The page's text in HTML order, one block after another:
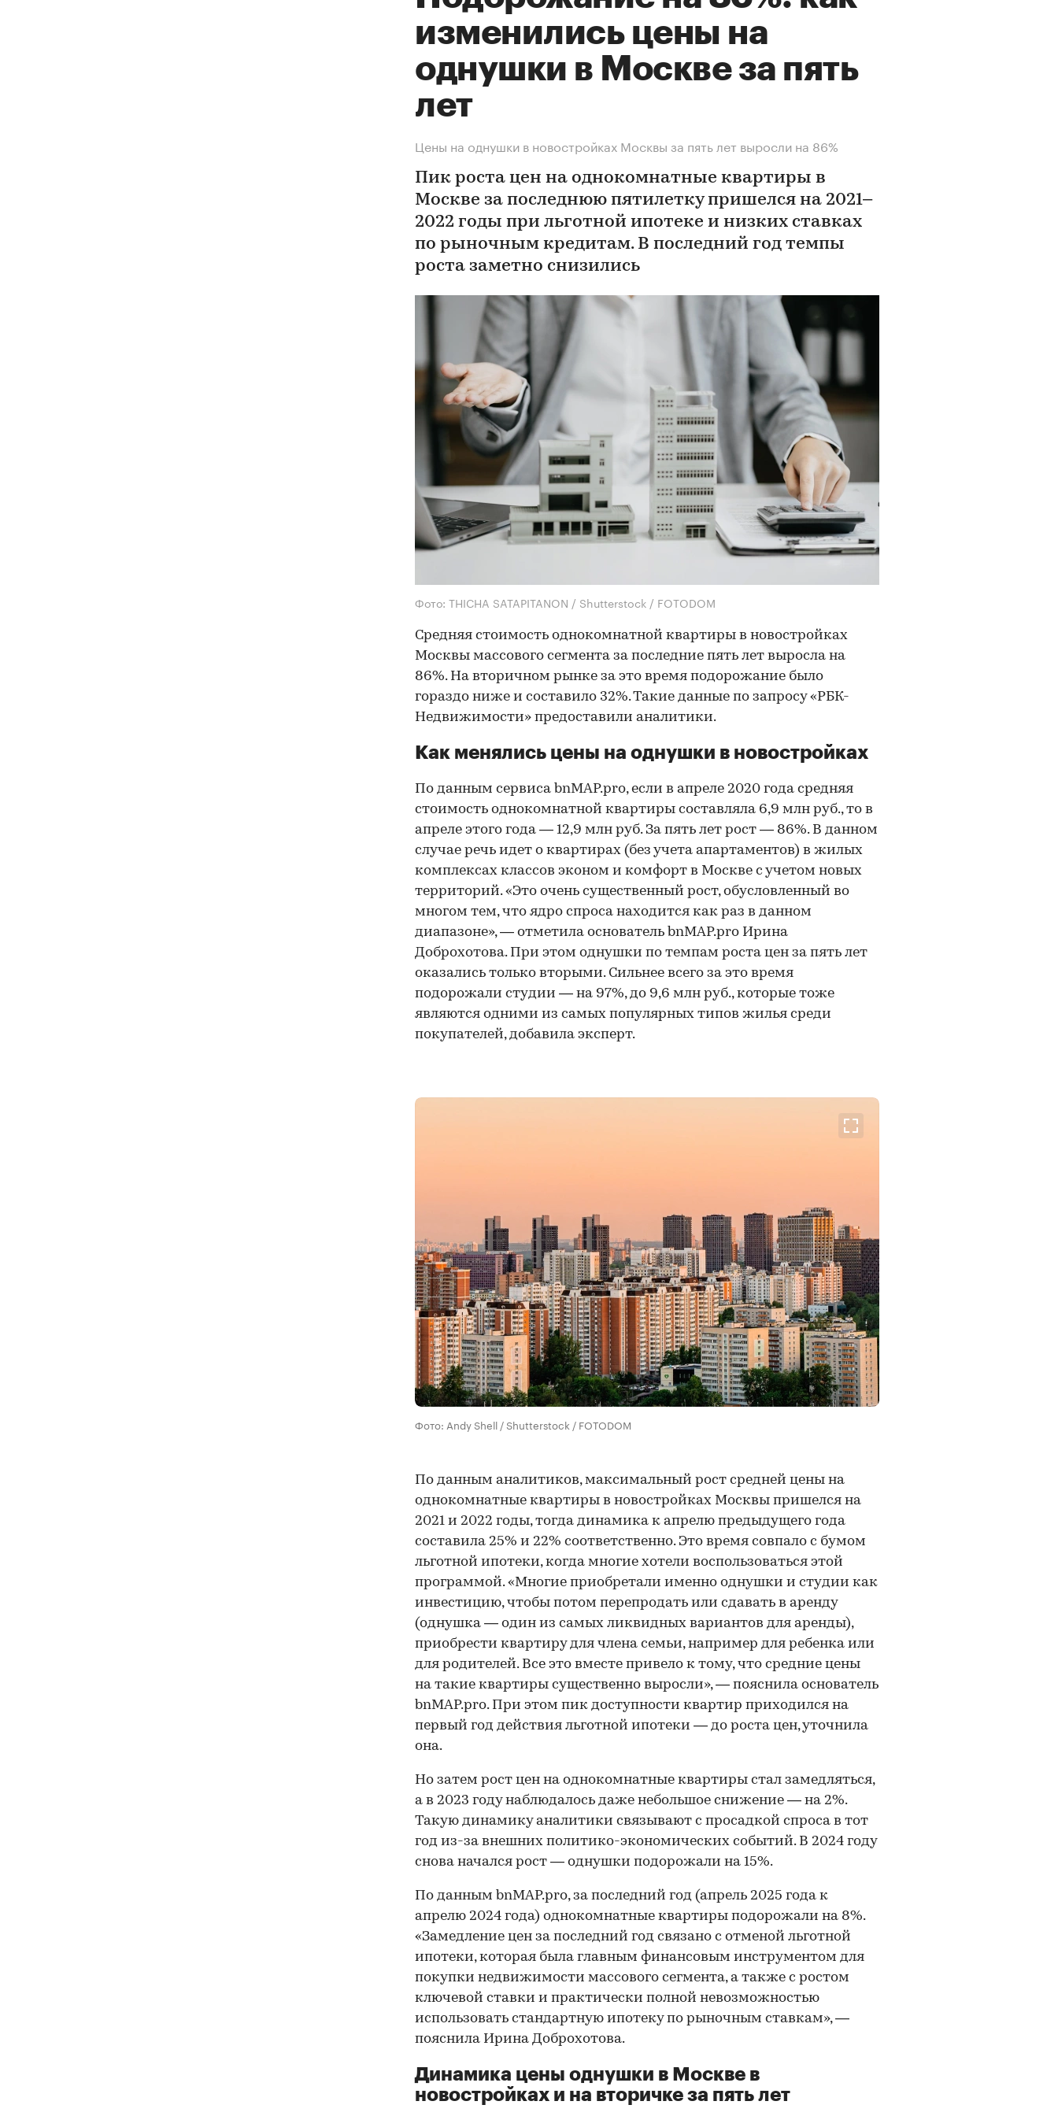
изменились цены на
однушки в Москве за пять
лет
Цены на однушки в новостройках Москвы за пять лет выросли на 86%
Пик роста цен на однокомнатные квартиры в
Москве за последнюю пятилетку пришелся на 2021–
2022 годы при льготной ипотеке и низких ставках
по рыночным кредитам. В последний год темпы
роста заметно снизились
Фото: THICHA SATAPITANON / Shutterstock / FOTODOM
Средняя стоимость однокомнатной квартиры в новостройках
Москвы массового сегмента за последние пять лет выросла на
86%. На вторичном рынке за это время подорожание было
гораздо ниже и составило 32%. Такие данные по запросу «РБК-
Недвижимости» предоставили аналитики.
Как менялись цены на однушки в новостройках
По данным сервиса bnMAP.pro, если в апреле 2020 года средняя
стоимость однокомнатной квартиры составляла 6,9 млн руб., то в
апреле этого года — 12,9 млн руб. За пять лет рост — 86%. В данном
случае речь идет о квартирах (без учета апартаментов) в жилых
комплексах классов эконом и комфорт в Москве с учетом новых
территорий. «Это очень существенный рост, обусловленный во
многом тем, что ядро спроса находится как раз в данном
диапазоне», — отметила основатель bnMAP.pro Ирина
Доброхотова. При этом однушки по темпам роста цен за пять лет
оказались только вторыми. Сильнее всего за это время
подорожали студии — на 97%, до 9,6 млн руб., которые тоже
являются одними из самых популярных типов жилья среди
покупателей, добавила эксперт.
Фото: Andy Shell / Shutterstock / FOTODOM
По данным аналитиков, максимальный рост средней цены на
однокомнатные квартиры в новостройках Москвы пришелся на
2021 и 2022 годы, тогда динамика к апрелю предыдущего года
составила 25% и 22% соответственно. Это время совпало с бумом
льготной ипотеки, когда многие хотели воспользоваться этой
программой. «Многие приобретали именно однушки и студии как
инвестицию, чтобы потом перепродать или сдавать в аренду
(однушка — один из самых ликвидных вариантов для аренды),
приобрести квартиру для члена семьи, например для ребенка или
для родителей. Все это вместе привело к тому, что средние цены
на такие квартиры существенно выросли», — пояснила основатель
bnMAP.pro. При этом пик доступности квартир приходился на
первый год действия льготной ипотеки — до роста цен, уточнила
она.
Но затем рост цен на однокомнатные квартиры стал замедляться,
а в 2023 году наблюдалось даже небольшое снижение — на 2%.
Такую динамику аналитики связывают с просадкой спроса в тот
год из-за внешних политико-экономических событий. В 2024 году
снова начался рост — однушки подорожали на 15%.
По данным bnMAP.pro, за последний год (апрель 2025 года к
апрелю 2024 года) однокомнатные квартиры подорожали на 8%.
«Замедление цен за последний год связано с отменой льготной
ипотеки, которая была главным финансовым инструментом для
покупки недвижимости массового сегмента, а также с ростом
ключевой ставки и практически полной невозможностью
использовать стандартную ипотеку по рыночным ставкам», —
пояснила Ирина Доброхотова.
Динамика цены однушки в Москве в
новостройках и на вторичке за пять лет